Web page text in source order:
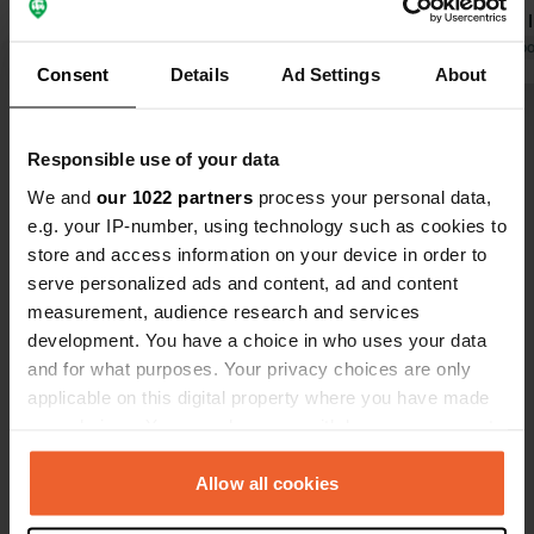
Consent Details Ad Settings About
Responsible use of your data
We and our 1022 partners process your personal data,
e.g. your IP-number, using technology such as cookies to
store and access information on your device in order to
serve personalized ads and content, ad and content
measurement, audience research and services
development. You have a choice in who uses your data
and for what purposes. Your privacy choices are only
applicable on this digital property where you have made
any time from the Cookie Declaration or by clicking on
the Privacy trigger icon.Allow all cookies
ni réponse.
soir, un
une autre
me garer
mais sans
son
Traduit par
Es-tu déjà venu ici ?
Contact